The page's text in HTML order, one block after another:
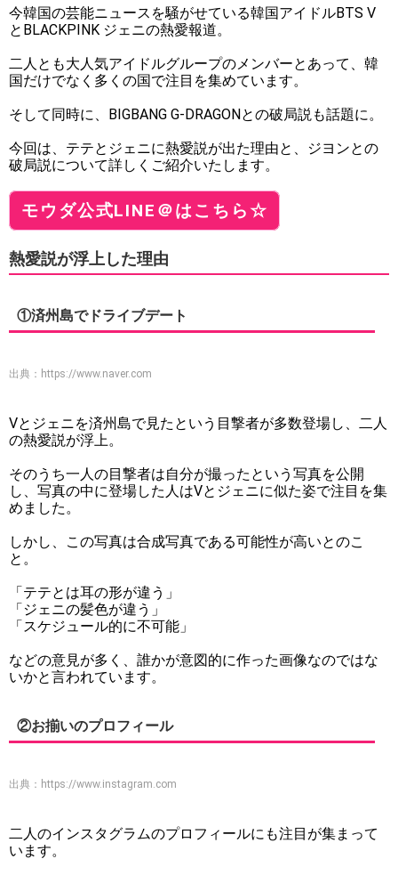
今韓国の芸能ニュースを騒がせている韓国アイドルBTS V
とBLACKPINK ジェニの熱愛報道。
二人とも大人気アイドルグループのメンバーとあって、韓
国だけでなく多くの国で注目を集めています。
そして同時に、BIGBANG G-DRAGONとの破局説も話題に。
今回は、テテとジェニに熱愛説が出た理由と、ジヨンとの
破局説について詳しくご紹介いたします。
モウダ公式LINE＠はこちら☆
熱愛説が浮上した理由
①済州島でドライブデート
出典： https://www.naver.com
Vとジェニを済州島で見たという目撃者が多数登場し、二人
の熱愛説が浮上。
そのうち一人の目撃者は自分が撮ったという写真を公開
し、写真の中に登場した人はVとジェニに似た姿で注目を集
めました。
しかし、この写真は合成写真である可能性が高いとのこ
と。
「テテとは耳の形が違う」
「ジェニの髪色が違う」
「スケジュール的に不可能」
などの意見が多く、誰かが意図的に作った画像なのではな
いかと言われています。
②お揃いのプロフィール
出典： https://www.instagram.com
二人のインスタグラムのプロフィールにも注目が集まって
います。